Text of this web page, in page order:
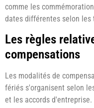
comme les
dates différentes selon les
Les règles
compensations
Les modalités de
fériés s'organisent selon
et les accords